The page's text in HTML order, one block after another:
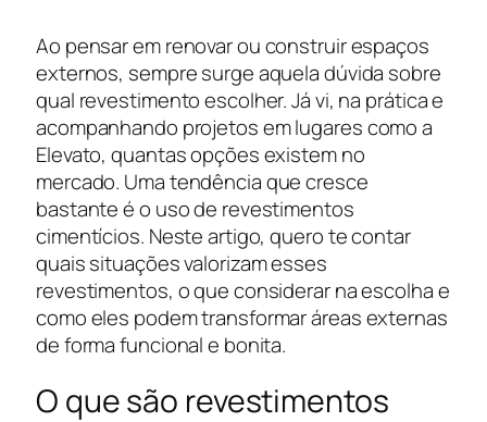
Ao pensar em renovar ou construir espaços
externos, sempre surge aquela dúvida sobre
qual revestimento escolher. Já vi, na prática e
acompanhando projetos em lugares como a
Elevato, quantas opções existem no
mercado. Uma tendência que cresce
bastante é o uso de revestimentos
cimentícios. Neste artigo, quero te contar
quais situações valorizam esses
revestimentos, o que considerar na escolha e
como eles podem transformar áreas externas
de forma funcional e bonita.
O que são revestimentos